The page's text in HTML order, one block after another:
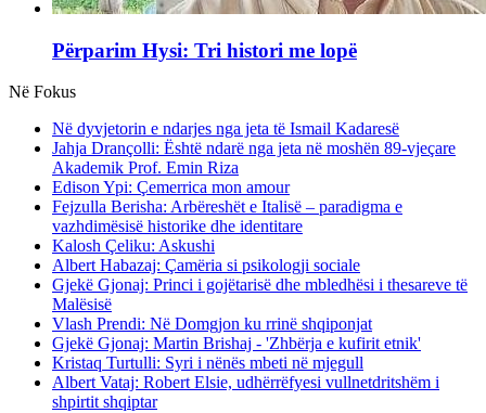
Përparim Hysi: Tri histori me lopë
Në Fokus
Në dyvjetorin e ndarjes nga jeta të Ismail Kadaresë
Jahja Drançolli: Është ndarë nga jeta në moshën 89-vjeçare
Akademik Prof. Emin Riza
Edison Ypi: Çemerrica mon amour
Fejzulla Berisha: Arbëreshët e Italisë – paradigma e
vazhdimësisë historike dhe identitare
Kalosh Çeliku: Askushi
Albert Habazaj: Çamëria si psikologji sociale
Gjekë Gjonaj: Princi i gojëtarisë dhe mbledhësi i thesareve të
Malësisë
Vlash Prendi: Në Domgjon ku rrinë shqiponjat
Gjekë Gjonaj: Martin Brishaj - 'Zhbërja e kufirit etnik'
Kristaq Turtulli: Syri i nënës mbeti në mjegull
Albert Vataj: Robert Elsie, udhërrëfyesi vullnetdritshëm i
shpirtit shqiptar